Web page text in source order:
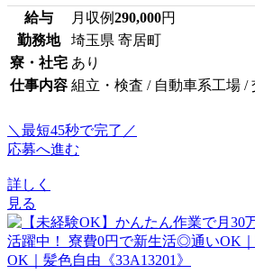
給与 月収例290,000円
勤務地
埼玉県 寄居町
寮・社宅 あり
仕事内容 組立・検査 / 自動車系工場 /
＼最短45秒で完了／
応募へ進む
詳しく
見る